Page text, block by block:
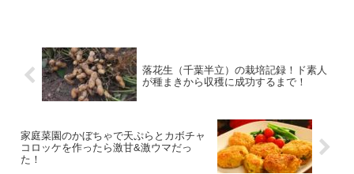
落花生（千葉半立）の栽培記録！ド素人
が種まきから収穫に成功するまで！
家庭菜園のかぼちゃで天ぷらとカボチャ
コロッケを作ったら激甘&激ウマだっ
た！